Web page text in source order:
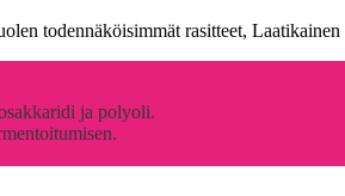
todennäköisimmät rasitteet, Laatikainen
ja polyoli.